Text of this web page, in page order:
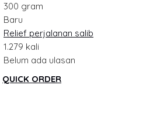
300 gram
Baru
Relief perjalanan salib
1.279 kali
Belum ada ulasan
QUICK ORDER